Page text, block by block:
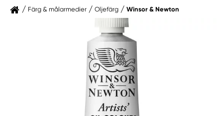
Färg & målarmedier Oljefärg Winsor & Newton